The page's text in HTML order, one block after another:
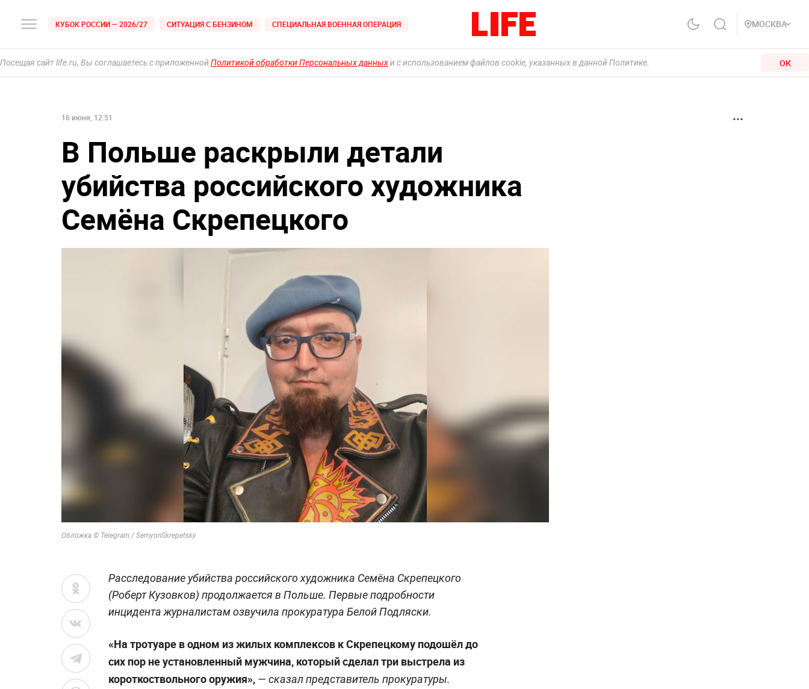
КУБОК РОССИИ — 2026/27 СИТУАЦИЯ С БЕНЗИНОМ СПЕЦИАЛЬНАЯ ВОЕННАЯ ОПЕРАЦИЯ МОСКВА
Посещая сайт life.ru, Вы соглашаетесь с приложеннойПолитикой обработки Персональных данныхи с использованием файлов cookie, указанных в данной Политике. ОК
16 июня, 12:51
В Польше раскрыли детали
убийства российского художника
Семёна Скрепецкого
Обложка © Telegram / SemyonSkrepetsky
Расследование убийства российского художника Семёна Скрепецкого
(Роберт Кузовков) продолжается в Польше. Первые подробности
инцидента журналистам озвучила прокуратура Белой Подляски.
«На тротуаре в одном из жилых комплексов к Скрепецкому подошёл до
сих пор не установленный мужчина, который сделал три выстрела из
короткоствольного оружия», — сказал представитель прокуратуры.